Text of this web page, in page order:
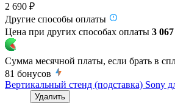
2 690 ₽
Другие способы оплаты
Цена при других способах оплаты 3
Сумма месячной платы, если брать в
81 бонусов
Вертикальный стенд (подставка) Sony
Удалить